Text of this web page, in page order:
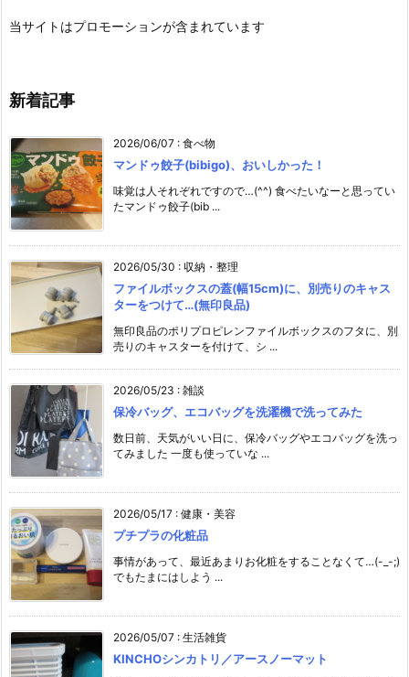
当サイトはプロモーションが含まれています
新着記事
2026/06/07 : 食べ物
マンドゥ餃子(bibigo)、おいしかった！
味覚は人それぞれですので…(^^) 食べたいなーと思ってい
たマンドゥ餃子(bib ...
2026/05/30 : 収納・整理
ファイルボックスの蓋(幅15cm)に、別売りのキャス
ターをつけて…(無印良品)
無印良品のポリプロピレンファイルボックスのフタに、別
売りのキャスターを付けて、シ ...
2026/05/23 : 雑談
保冷バッグ、エコバッグを洗濯機で洗ってみた
数日前、天気がいい日に、保冷バッグやエコバッグを洗っ
てみました 一度も使っていな ...
2026/05/17 : 健康・美容
プチプラの化粧品
事情があって、最近あまりお化粧をすることなくて…(-_-;)
でもたまにはしよう ...
2026/05/07 : 生活雑貨
KINCHOシンカトリ／アースノーマット